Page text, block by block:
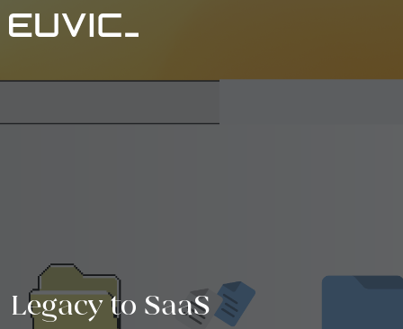
Vårt erbjudande
Insights
Länder
Legacy to SaaS